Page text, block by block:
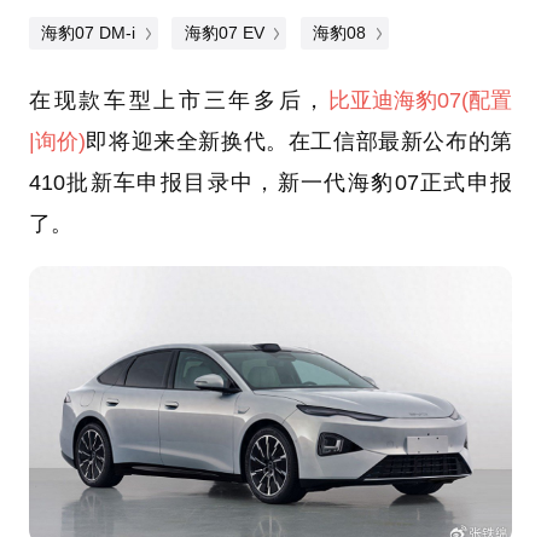
海豹07 DM-i 海豹07 EV 海豹08
在现款车型上市三年多后， 比亚迪海豹07(配置
|询价)即将迎来全新换代。在工信部最新公布的第
410批新车申报目录中，新一代海豹07正式申报
了。